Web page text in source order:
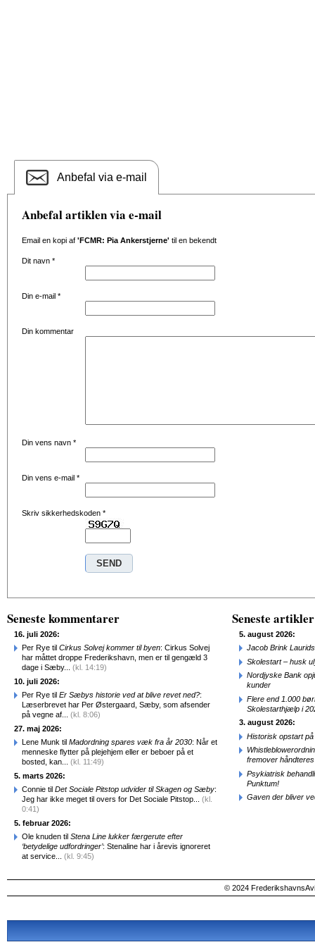
Anbefal via e-mail
Anbefal artiklen via e-mail
Email en kopi af 'FCMR: Pia Ankerstjerne' til en bekendt
Dit navn *
Din e-mail *
Din kommentar
Din vens navn *
Din vens e-mail *
Skriv sikkerhedskoden *
Seneste kommentarer
16. juli 2026:
Per Rye til Cirkus Solvej kommer til byen: Cirkus Solvej
har måttet droppe Frederikshavn, men er til gengæld 3
dage i Sæby... (kl. 14:19)
10. juli 2026:
Per Rye til Er Sæbys historie ved at blive revet ned?:
Læserbrevet har Per Østergaard, Sæby, som afsender
på vegne af... (kl. 8:06)
27. maj 2026:
Lene Munk til Madordning spares væk fra år 2030: Når et
menneske flytter på plejehjem eller er beboer på et
bosted, kan... (kl. 11:49)
5. marts 2026:
Connie til Det Sociale Pitstop udvider til Skagen og Sæby:
Jeg har ikke meget til overs for Det Sociale Pitstop... (kl.
0:41)
5. februar 2026:
Ole knuden til Stena Line lukker færgerute efter
‘betydelige udfordringer’: Stenaline har i årevis ignoreret
at service... (kl. 9:45)
Seneste artikler
5. august 2026:
Jacob Brink
Skolestart – husk
Nordjyske Bank
kunder
Flere end 1.000
Skolestarthjælp i
3. august 2026:
Historisk opstart
fremover
Psykiatrisk
Punktum!
Gaven der bliver
© 2024